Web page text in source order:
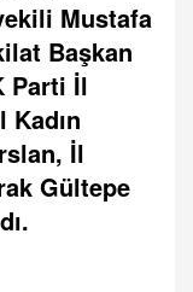
Mustafa
Başkan
Parti İl
Kadın
İl
Gültepe